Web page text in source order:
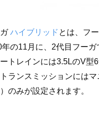
ハイブリッド とは、フ
年の11月に、2代目フーガ
トレインには3.5LのV型
ランスミッションには
のみが設定されます。